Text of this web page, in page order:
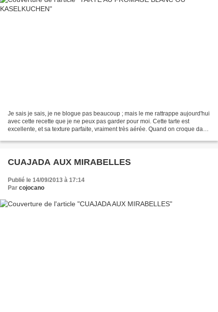
Je sais je sais, je ne blogue pas beaucoup ; mais le me rattrappe aujourd'hui
avec cette recette que je ne peux pas garder pour moi. Cette tarte est
excellente, et sa texture parfaite, vraiment très aérée. Quand on croque dans
CUAJADA AUX MIRABELLES
Publié le 14/09/2013 à 17:14
Par cojocano